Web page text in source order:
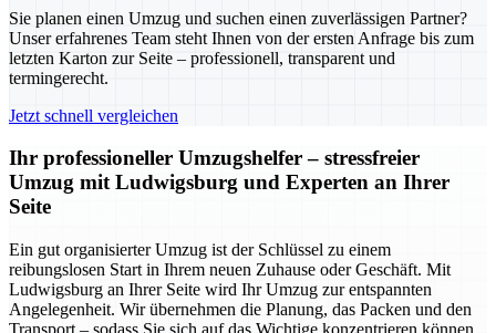
Sie planen einen Umzug und suchen einen zuverlässigen Partner?
Unser erfahrenes Team steht Ihnen von der ersten Anfrage bis zum
letzten Karton zur Seite – professionell, transparent und
termingerecht.
Jetzt schnell vergleichen
Ihr professioneller Umzugshelfer – stressfreier
Umzug mit Ludwigsburg und Experten an Ihrer
Seite
Ein gut organisierter Umzug ist der Schlüssel zu einem
reibungslosen Start in Ihrem neuen Zuhause oder Geschäft. Mit
Ludwigsburg an Ihrer Seite wird Ihr Umzug zur entspannten
Angelegenheit. Wir übernehmen die Planung, das Packen und den